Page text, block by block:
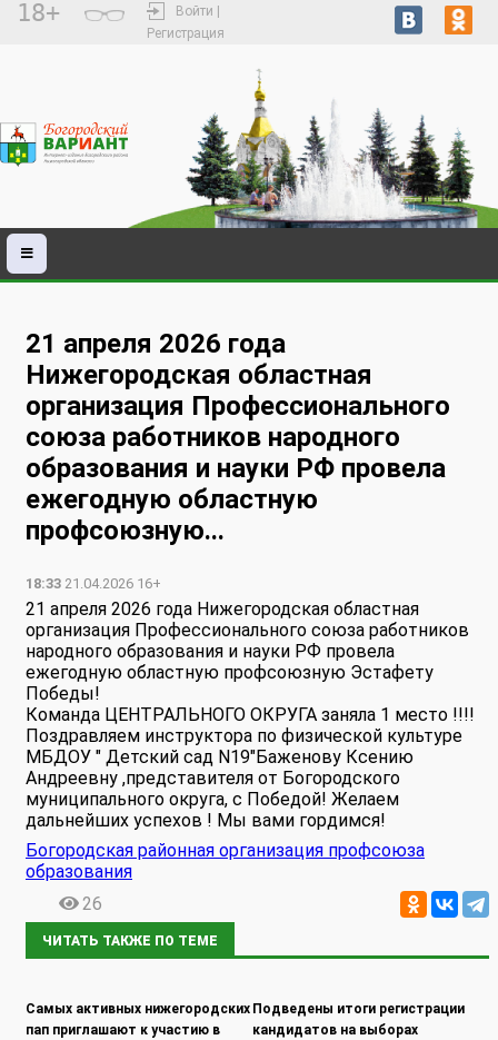
18+
Войти |
Регистрация
21 апреля 2026 года
Нижегородская областная
организация Профессионального
союза работников народного
образования и науки РФ провела
ежегодную областную
профсоюзную...
18:33 21.04.2026 16+
21 апреля 2026 года Нижегородская областная
организация Профессионального союза работников
народного образования и науки РФ провела
ежегодную областную профсоюзную Эстафету
Победы!
Команда ЦЕНТРАЛЬНОГО ОКРУГА заняла 1 место !!!!
Поздравляем инструктора по физической культуре
МБДОУ " Детский сад N19"Баженову Ксению
Андреевну ,представителя от Богородского
муниципального округа, с Победой! Желаем
дальнейших успехов ! Мы вами гордимся!
Богородская районная организация профсоюза
образования
26
ЧИТАТЬ ТАКЖЕ ПО ТЕМЕ
Самых активных нижегородских
пап приглашают к участию в
Подведены итоги регистрации
кандидатов на выборах